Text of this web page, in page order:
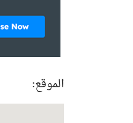
الموقع: